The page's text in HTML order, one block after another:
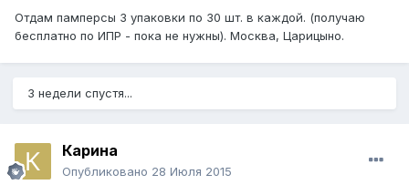
Отдам памперсы 3 упаковки по 30 шт. в каждой. (получаю
бесплатно по ИПР - пока не нужны). Москва, Царицыно.
3 недели спустя...
Карина
Опубликовано 28 Июля 2015